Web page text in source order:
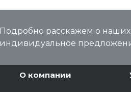
Подробно расскажем о наших
индивидуальное
О компании